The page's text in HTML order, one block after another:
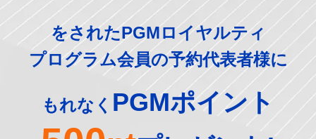
をされたPGMロイヤルティ
プログラム会員の予約代表者様に
もれなく PGMポイント